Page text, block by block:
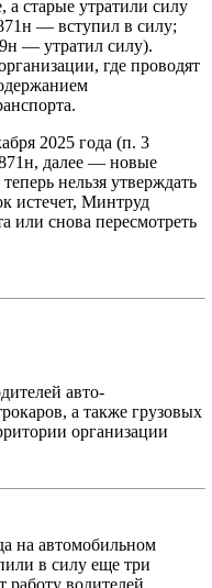
а старые утратили силу
— вступил в силу;
— утратил силу).
где проводят
2025 года (п. 3
далее — новые
нельзя утверждать
истечет, Минтруд
или снова пересмотреть
авто-
а также грузовых
организации
на автомобильном
в силу еще три